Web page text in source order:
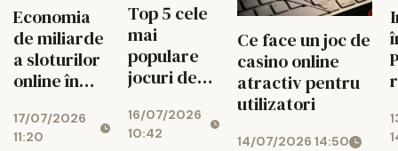
Economia
de miliarde
a sloturilor
online în
17/07/2026
11:20
Top 5 cele
mai
populare
jocuri de
online
16/07/2026
10:42
Ce face un joc de
casino online
atractiv pentru
utilizatori
14/07/2026 14:50